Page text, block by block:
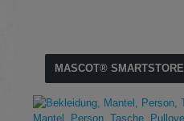
MASCOT® SMARTSTORE